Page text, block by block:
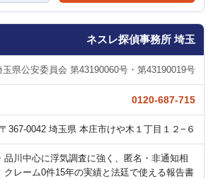
ネスレ探偵事務所 埼玉
玉県公安委員会 第43190060号・第43190019号
0120-687-715
〒367-0042 埼玉県 本庄市けや木１丁目１２−６
品川中心に浮気調査に強く、匿名・非通知相
クレーム0件15年の実績と法廷で使える報告書